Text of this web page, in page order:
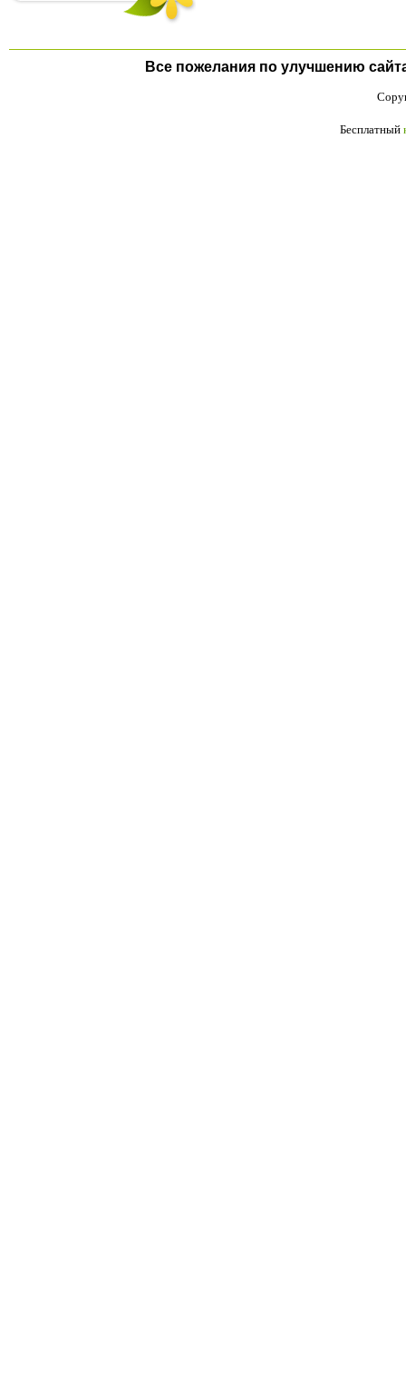
Все пожелания по улучшению
Бесплатный